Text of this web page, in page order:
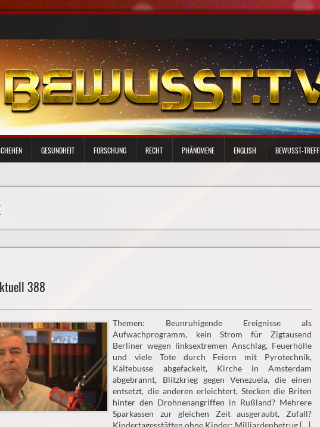
GESUNDHEIT FORSCHUNG RECHT PHÄNOMENE ENGLISH BEWUSST-TREFFS
388
Themen: Beunruhigende Ereignisse als
Aufwachprogramm, kein Strom für Zigtausend
Berliner wegen linksextremen Anschlag, Feuerhölle
und viele Tote durch Feiern mit Pyrotechnik,
Kältebusse abgefackelt, Kirche in Amsterdam
abgebrannt, Blitzkrieg gegen Venezuela, die einen
entsetzt, die anderen erleichtert, Stecken die Briten
hinter den Drohnenangriffen in Rußland? Mehrere
Sparkassen zur gleichen Zeit ausgeraubt, Zufall?